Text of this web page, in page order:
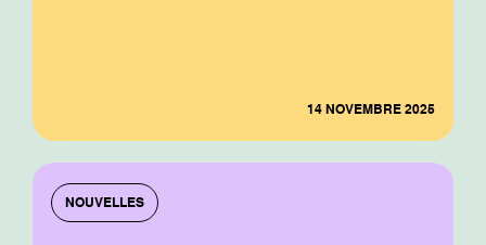
14 NOVEMBRE 2025
NOUVELLES